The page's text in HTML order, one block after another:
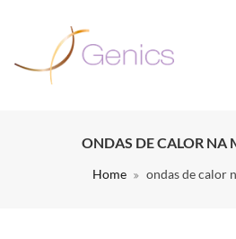
ONDAS DE CALOR NA
Home ondas de calor